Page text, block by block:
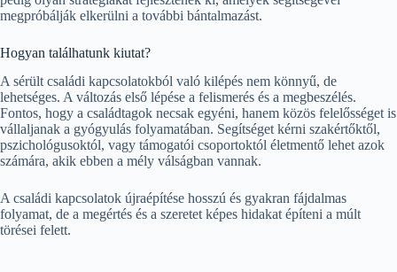
megpróbálják elkerülni a további bántalmazást.
Hogyan találhatunk kiutat?
A sérült családi kapcsolatokból való kilépés nem könnyű, de
lehetséges. A változás első lépése a felismerés és a megbeszélés.
Fontos, hogy a családtagok necsak egyéni, hanem közös felelősséget is
vállaljanak a gyógyulás folyamatában. Segítséget kérni szakértőktől,
pszichológusoktól, vagy támogatói csoportoktól életmentő lehet azok
számára, akik ebben a mély válságban vannak.
A családi kapcsolatok újraépítése hosszú és gyakran fájdalmas
folyamat, de a megértés és a szeretet képes hidakat építeni a múlt
törései felett.